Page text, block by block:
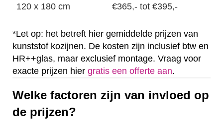
120 x 180 cm €365,- tot €395,-
*Let op: het betreft hier gemiddelde prijzen van
kunststof kozijnen. De kosten zijn inclusief btw en
HR++glas, maar exclusief montage. Vraag voor
exacte prijzen hier gratis een offerte aan.
Welke factoren zijn van invloed op
de prijzen?